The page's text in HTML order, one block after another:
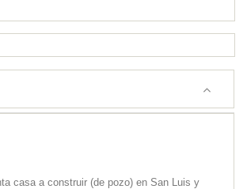
casa a construir (de pozo) en San Luis y